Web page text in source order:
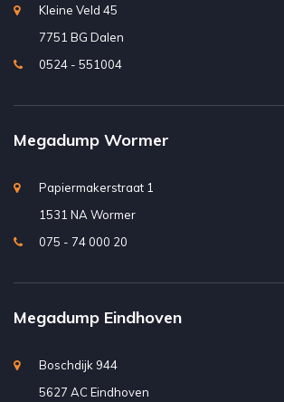
Kleine Veld 45
7751 BG Dalen
0524 - 551004
Megadump Wormer
Papiermakerstraat 1
1531 NA Wormer
075 - 74 000 20
Megadump Eindhoven
Boschdijk 944
5627 AC Eindhoven